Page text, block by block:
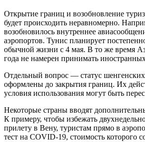
Открытие границ и возобновление
будет происходить неравномерно.
возобновилось внутреннее
аэропортов. Тунис планирует
обычной жизни с 4 мая. В то же время
года не намерен принимать
Отдельный вопрос — статус
оформлены до закрытия границ. Их
условия использования могут быть
Некоторые страны вводят
К примеру, чтобы избежать
прилету в Вену, туристам прямо в
тест на COVID-19, стоимость которого